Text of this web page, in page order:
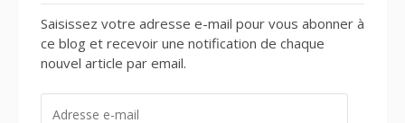
Saisissez votre adresse e-mail pour vous abonner à
ce blog et recevoir une notification de chaque
nouvel article par email.